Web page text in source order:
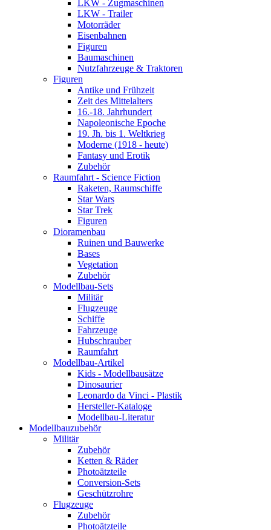
LKW - Zugmaschinen
LKW - Trailer
Motorräder
Eisenbahnen
Figuren
Baumaschinen
Nutzfahrzeuge & Traktoren
Figuren
Antike und Frühzeit
Zeit des Mittelalters
16.-18. Jahrhundert
Napoleonische Epoche
19. Jh. bis 1. Weltkrieg
Moderne (1918 - heute)
Fantasy und Erotik
Zubehör
Raumfahrt - Science Fiction
Raketen, Raumschiffe
Star Wars
Star Trek
Figuren
Dioramenbau
Ruinen und Bauwerke
Bases
Vegetation
Zubehör
Modellbau-Sets
Militär
Flugzeuge
Schiffe
Fahrzeuge
Hubschrauber
Raumfahrt
Modellbau-Artikel
Kids - Modellbausätze
Dinosaurier
Leonardo da Vinci - Plastik
Hersteller-Kataloge
Modellbau-Literatur
Modellbauzubehör
Militär
Zubehör
Ketten & Räder
Photoätzteile
Conversion-Sets
Geschützrohre
Flugzeuge
Zubehör
Photoätzteile